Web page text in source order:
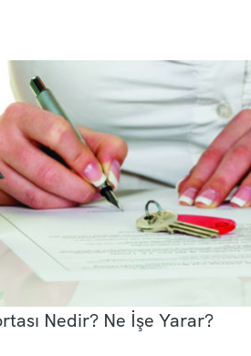
Nedir? Ne İşe Yarar?